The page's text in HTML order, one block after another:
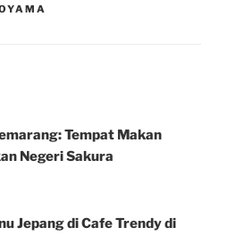
Tempat Makan
Negeri Sakura
Jepang di Cafe Trendy di